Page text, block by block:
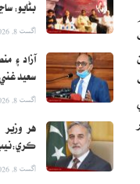
بڻايو:
اگست 8, 2026
آزاد ۽
سعيد غني
اگست 8, 2026
هر
ڪري:نيب
اگست 8, 2026